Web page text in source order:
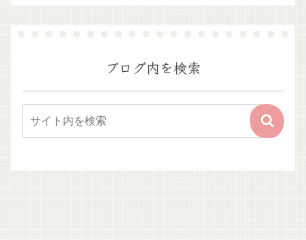
ブログ内を検索